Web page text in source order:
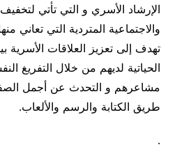
الإرشاد الأسري و التي تأتي
والاجتماعية المتردية التي تعاني
تهدف إلى تعزيز العلاقات الأسرية
الحياتية لديهم من خلال التفريغ
مشاعرهم و التحدث عن أجمل
طريق الكتابة والرسم والألعاب.
.